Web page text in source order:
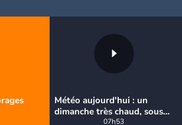
Météo aujourd'hui : un
dimanche très chaud, sous
la menace de quelques
07h53